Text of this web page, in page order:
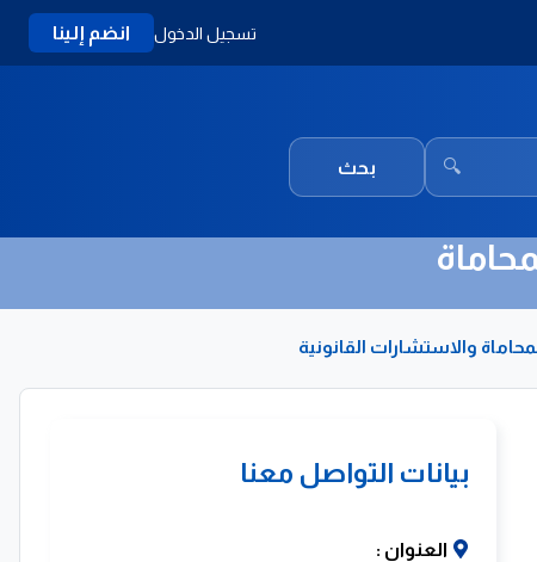
تسجيل الدخول انضم إلينا
🔍 بحث
والاستشارات القانونية
بيانات التواصل معنا
العنوان :